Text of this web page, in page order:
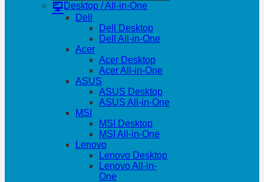
Desktop / All-in-One
Dell
Dell Desktop
Dell All-in-One
Acer
Acer Desktop
Acer All-in-One
ASUS
ASUS Desktop
ASUS All-in-One
MSI
MSI Desktop
MSI All-in-One
Lenovo
Lenovo Desktop
Lenovo All-in-
One